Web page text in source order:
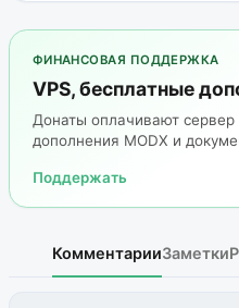
ФИНАНСОВАЯ ПОДДЕРЖКА
VPS, бесплатные
Донаты оплачивают сервер
дополнения MODX и
Поддержать
КомментарииЗаметки